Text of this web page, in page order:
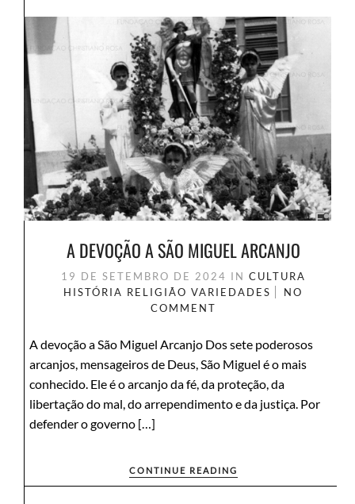
A DEVOÇÃO A SÃO MIGUEL ARCANJO
19 DE SETEMBRO DE 2024 IN CULTURA
HISTÓRIA RELIGIÃO VARIEDADES
NO
COMMENT
A devoção a São Miguel Arcanjo Dos sete poderosos
arcanjos, mensageiros de Deus, São Miguel é o mais
conhecido. Ele é o arcanjo da fé, da proteção, da
libertação do mal, do arrependimento e da justiça. Por
defender o governo […]
CONTINUE READING